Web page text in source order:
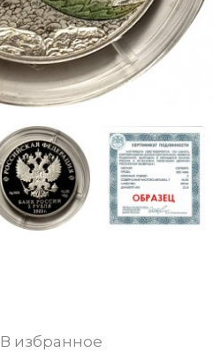
В избранное